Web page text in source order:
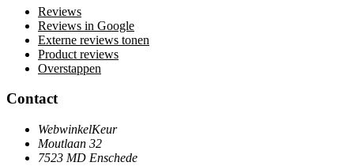
Reviews
Reviews in Google
Externe reviews tonen
Product reviews
Overstappen
Contact
WebwinkelKeur
Moutlaan 32
7523 MD Enschede